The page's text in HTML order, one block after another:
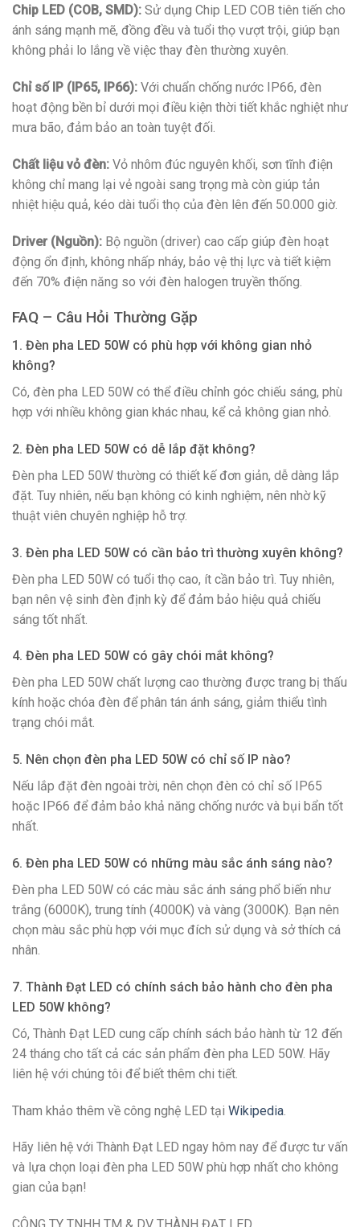
Chip LED (COB, SMD): Sử dụng Chip LED COB tiên tiến cho
ánh sáng mạnh mẽ, đồng đều và tuổi thọ vượt trội, giúp bạn
không phải lo lắng về việc thay đèn thường xuyên.
Chỉ số IP (IP65, IP66): Với chuẩn chống nước IP66, đèn
hoạt động bền bỉ dưới mọi điều kiện thời tiết khắc nghiệt như
mưa bão, đảm bảo an toàn tuyệt đối.
Chất liệu vỏ đèn: Vỏ nhôm đúc nguyên khối, sơn tĩnh điện
không chỉ mang lại vẻ ngoài sang trọng mà còn giúp tản
nhiệt hiệu quả, kéo dài tuổi thọ của đèn lên đến 50.000 giờ.
Driver (Nguồn): Bộ nguồn (driver) cao cấp giúp đèn hoạt
động ổn định, không nhấp nháy, bảo vệ thị lực và tiết kiệm
đến 70% điện năng so với đèn halogen truyền thống.
FAQ – Câu Hỏi Thường Gặp
1. Đèn pha LED 50W có phù hợp với không gian nhỏ
không?
Có, đèn pha LED 50W có thể điều chỉnh góc chiếu sáng, phù
hợp với nhiều không gian khác nhau, kể cả không gian nhỏ.
2. Đèn pha LED 50W có dễ lắp đặt không?
Đèn pha LED 50W thường có thiết kế đơn giản, dễ dàng lắp
đặt. Tuy nhiên, nếu bạn không có kinh nghiệm, nên nhờ kỹ
thuật viên chuyên nghiệp hỗ trợ.
3. Đèn pha LED 50W có cần bảo trì thường xuyên không?
Đèn pha LED 50W có tuổi thọ cao, ít cần bảo trì. Tuy nhiên,
bạn nên vệ sinh đèn định kỳ để đảm bảo hiệu quả chiếu
sáng tốt nhất.
4. Đèn pha LED 50W có gây chói mắt không?
Đèn pha LED 50W chất lượng cao thường được trang bị thấu
kính hoặc chóa đèn để phân tán ánh sáng, giảm thiểu tình
trạng chói mắt.
5. Nên chọn đèn pha LED 50W có chỉ số IP nào?
Nếu lắp đặt đèn ngoài trời, nên chọn đèn có chỉ số IP65
hoặc IP66 để đảm bảo khả năng chống nước và bụi bẩn tốt
nhất.
6. Đèn pha LED 50W có những màu sắc ánh sáng nào?
Đèn pha LED 50W có các màu sắc ánh sáng phổ biến như
trắng (6000K), trung tính (4000K) và vàng (3000K). Bạn nên
chọn màu sắc phù hợp với mục đích sử dụng và sở thích cá
nhân.
7. Thành Đạt LED có chính sách bảo hành cho đèn pha
LED 50W không?
Có, Thành Đạt LED cung cấp chính sách bảo hành từ 12 đến
24 tháng cho tất cả các sản phẩm đèn pha LED 50W. Hãy
liên hệ với chúng tôi để biết thêm chi tiết.
Tham khảo thêm về công nghệ LED tại Wikipedia
Hãy liên hệ với Thành Đạt LED ngay hôm nay để được tư vấn
và lựa chọn loại đèn pha LED 50W phù hợp nhất cho không
gian của bạn!